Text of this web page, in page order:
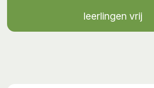
leerlingen vrij